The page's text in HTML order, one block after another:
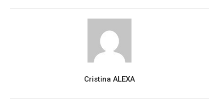
Cristina ALEXA